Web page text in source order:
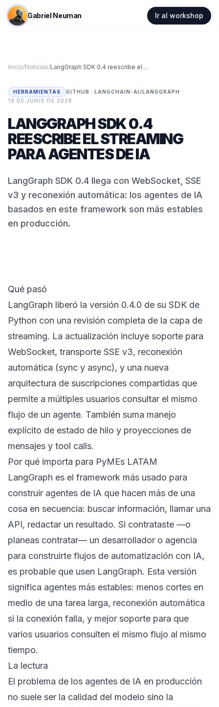
Gabriel Neuman Ir al workshop
Inicio/Noticias/ LangGraph SDK 0.4 reescribe el streaming para agentes de IA
HERRAMIENTAS GITHUB · LANGCHAIN-AI/LANGGRAPH ·
19 DE JUNIO DE 2026
LANGGRAPH SDK 0.4
REESCRIBE EL STREAMING
PARA AGENTES DE IA
LangGraph SDK 0.4 llega con WebSocket, SSE
v3 y reconexión automática: los agentes de IA
basados en este framework son más estables
en producción.
Qué pasó
LangGraph liberó la versión 0.4.0 de su SDK de
Python con una revisión completa de la capa de
streaming. La actualización incluye soporte para
WebSocket, transporte SSE v3, reconexión
automática (sync y async), y una nueva
arquitectura de suscripciones compartidas que
permite a múltiples usuarios consultar el mismo
flujo de un agente. También suma manejo
explícito de estado de hilo y proyecciones de
mensajes y tool calls.
Por qué importa para PyMEs LATAM
LangGraph es el framework más usado para
construir agentes de IA que hacen más de una
cosa en secuencia: buscar información, llamar una
API, redactar un resultado. Si contrataste —o
planeas contratar— un desarrollador o agencia
para construirte flujos de automatización con IA,
es probable que usen LangGraph. Esta versión
significa agentes más estables: menos cortes en
medio de una tarea larga, reconexión automática
si la conexión falla, y mejor soporte para que
varios usuarios consulten el mismo flujo al mismo
tiempo.
La lectura
El problema de los agentes de IA en producción
no suele ser la calidad del modelo sino la